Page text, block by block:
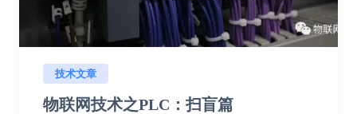
技术文章
物联网技术之PLC：扫盲篇